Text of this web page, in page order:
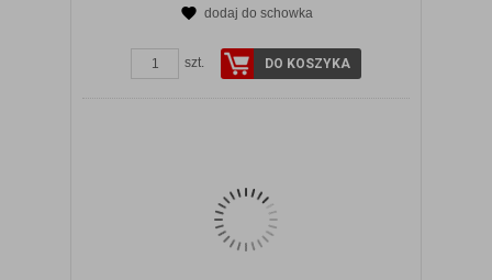
dodaj do schowka
szt. DO KOSZYKA